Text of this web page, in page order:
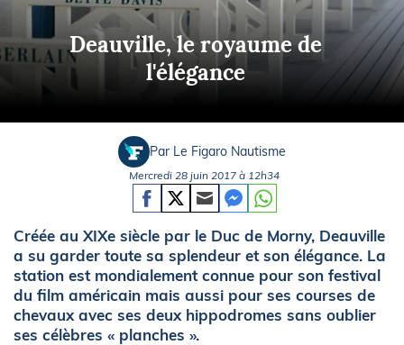
Deauville, le royaume de
l'élégance
Par Le Figaro Nautisme
Mercredi 28 juin 2017 à 12h34
Créée au XIXe siècle par le Duc de Morny, Deauville
a su garder toute sa splendeur et son élégance. La
station est mondialement connue pour son festival
du film américain mais aussi pour ses courses de
chevaux avec ses deux hippodromes sans oublier
ses célèbres « planches ».